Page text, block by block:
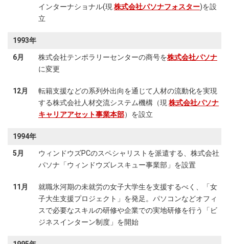
インターナショナル(現 株式会社パソナフォスター)を設
立
1993年
6月 株式会社テンポラリーセンターの商号を株式会社パソナ
に変更
12月
転籍支援などの系列外出向を通じて人材の流動化を実現
する株式会社人材交流システム機構（現 株式会社パソナ
キャリアアセット事業本部）を設立
1994年
5月
ウィンドウズPCのスペシャリストを派遣する、株式会社
パソナ「ウィンドウズレスキュー事業部」を設置
11月
就職氷河期の未就労の女子大学生を支援するべく、「女
子大生支援プロジェクト」を発足。パソコンなどオフィ
スで必要なスキルの研修や企業での実地研修を行う「ビ
ジネスインターン制度」を開始